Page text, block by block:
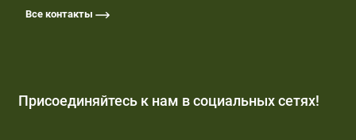
Все контакты
Присоединяйтесь к нам в социальных сетях!